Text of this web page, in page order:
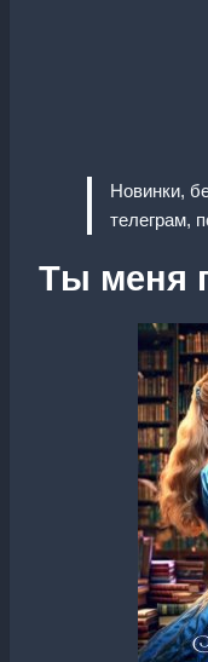
Новинки,
телеграм,
Ты меня